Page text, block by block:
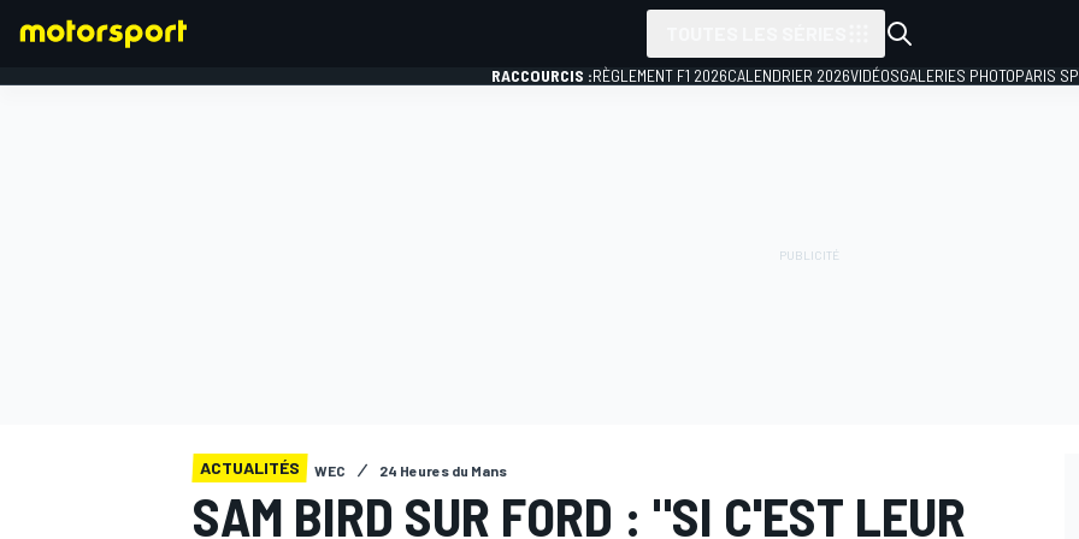
RACCOURCIS :RÈGLEMENT F1 2026CALENDRIER 2026VIDÉOSGALERIES PHOTOPARIS
ACTUALITÉS WEC 24 Heures du Mans
SAM BIRD SUR FORD : "SI C'EST LEUR